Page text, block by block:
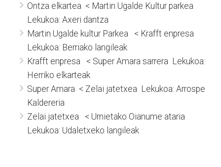
Ontza elkartea < Martin Ugalde Kultur parkea
Lekukoa: Axeri dantza
Martin Ugalde kultur Parkea < Krafft enpresa
Lekukoa: Berriako langileak
Krafft enpresa < Super Amara sarrera Lekukoa:
Herriko elkarteak
Super Amara < Zelai jatetxea Lekukoa: Arrospe
Kaldereria
Zelai jatetxea < Urnietako Oianume ataria
Lekukoa: Udaletxeko langileak